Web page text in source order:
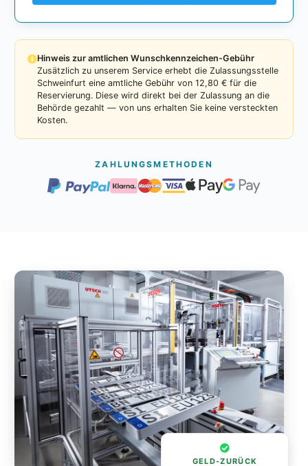
Hinweis zur amtlichen Wunschkennzeichen-Gebühr
Zusätzlich zu unserem Service erhebt die Zulassungsstelle
Schweinfurt eine amtliche Gebühr von 12,80 € für die
Reservierung. Diese wird direkt bei der Zulassung an die
Behörde gezahlt — von uns erhalten Sie keine versteckten
Kosten.
ZAHLUNGSMETHODEN
GELD-ZURÜCK